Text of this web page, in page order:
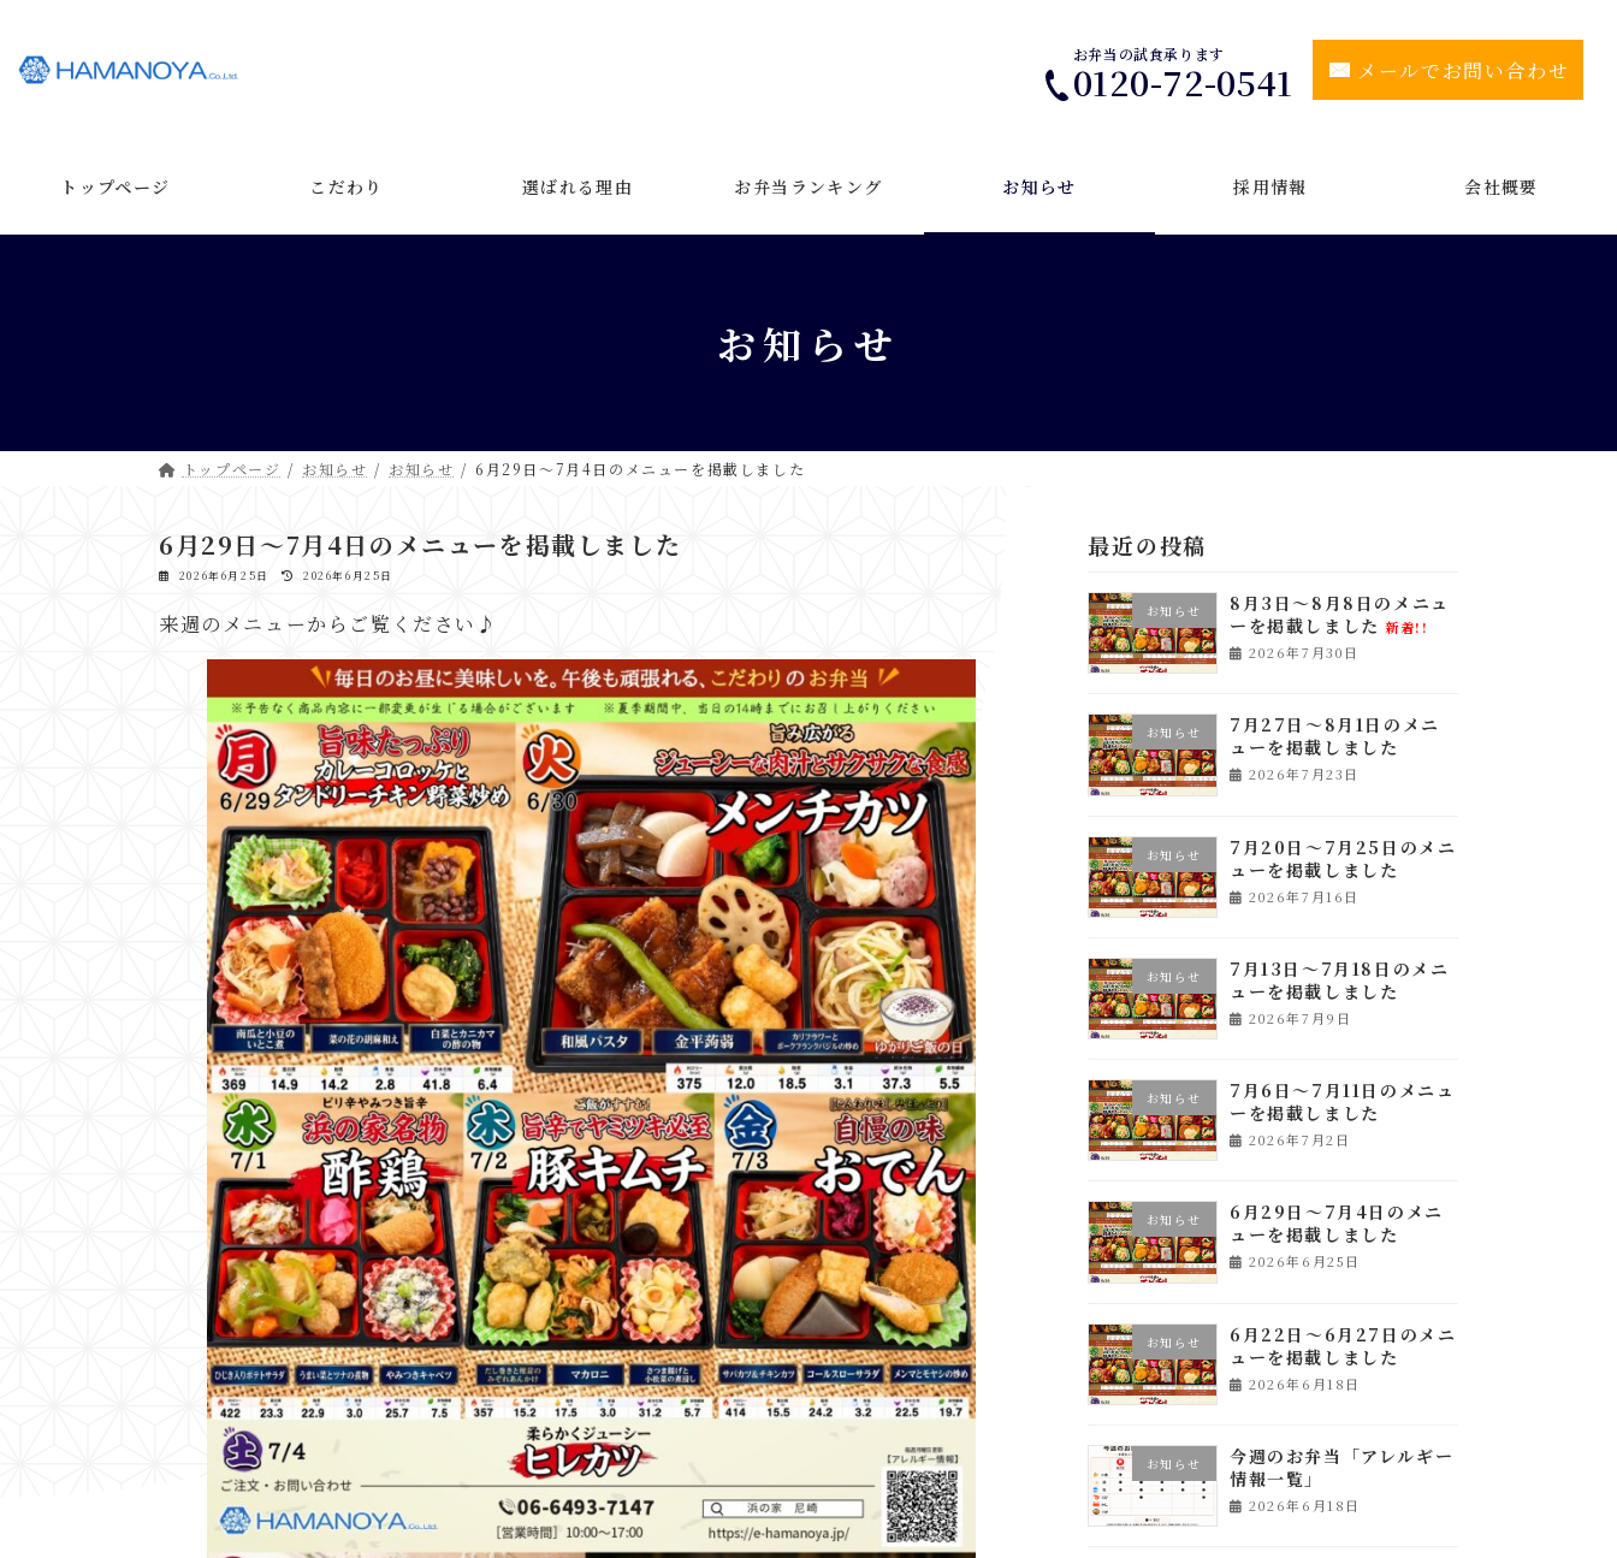
テ
ッ
ゲ
移
トップページ こだわり 選ばれる理由 お弁当ランキング お知らせ 採用情報 会社概要
お弁当の試食承ります
0120-72-0541 メールでお問い合わせ
お知らせ
トップページ お知らせ お知らせ 6月29日～7月4日のメニューを掲載しました
6月29日～7月4日のメニューを掲載しました
2026年6月25日
最
新
日
2026年6月25日
来週のメニューからご覧ください♪
最近の投稿
お知らせ
8月3日～8月8日のメニュ
ーを掲載しました 新着!!
2026年7月30日
お知らせ
7月27日～8月1日のメニ
ューを掲載しました
2026年7月23日
お知らせ
7月20日～7月25日のメニ
ューを掲載しました
2026年7月16日
お知らせ
7月13日～7月18日のメニ
ューを掲載しました
2026年7月9日
お知らせ
7月6日～7月11日のメニュ
ーを掲載しました
2026年7月2日
お知らせ
6月29日～7月4日のメニ
ューを掲載しました
2026年6月25日
お知らせ
6月22日～6月27日のメニ
ューを掲載しました
2026年6月18日
お知らせ
今週のお弁当「アレルギー
情報一覧」
2026年6月18日